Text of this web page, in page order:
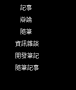
記事
辯論
隨筆
資訊雜談
開發筆記
隨筆記事